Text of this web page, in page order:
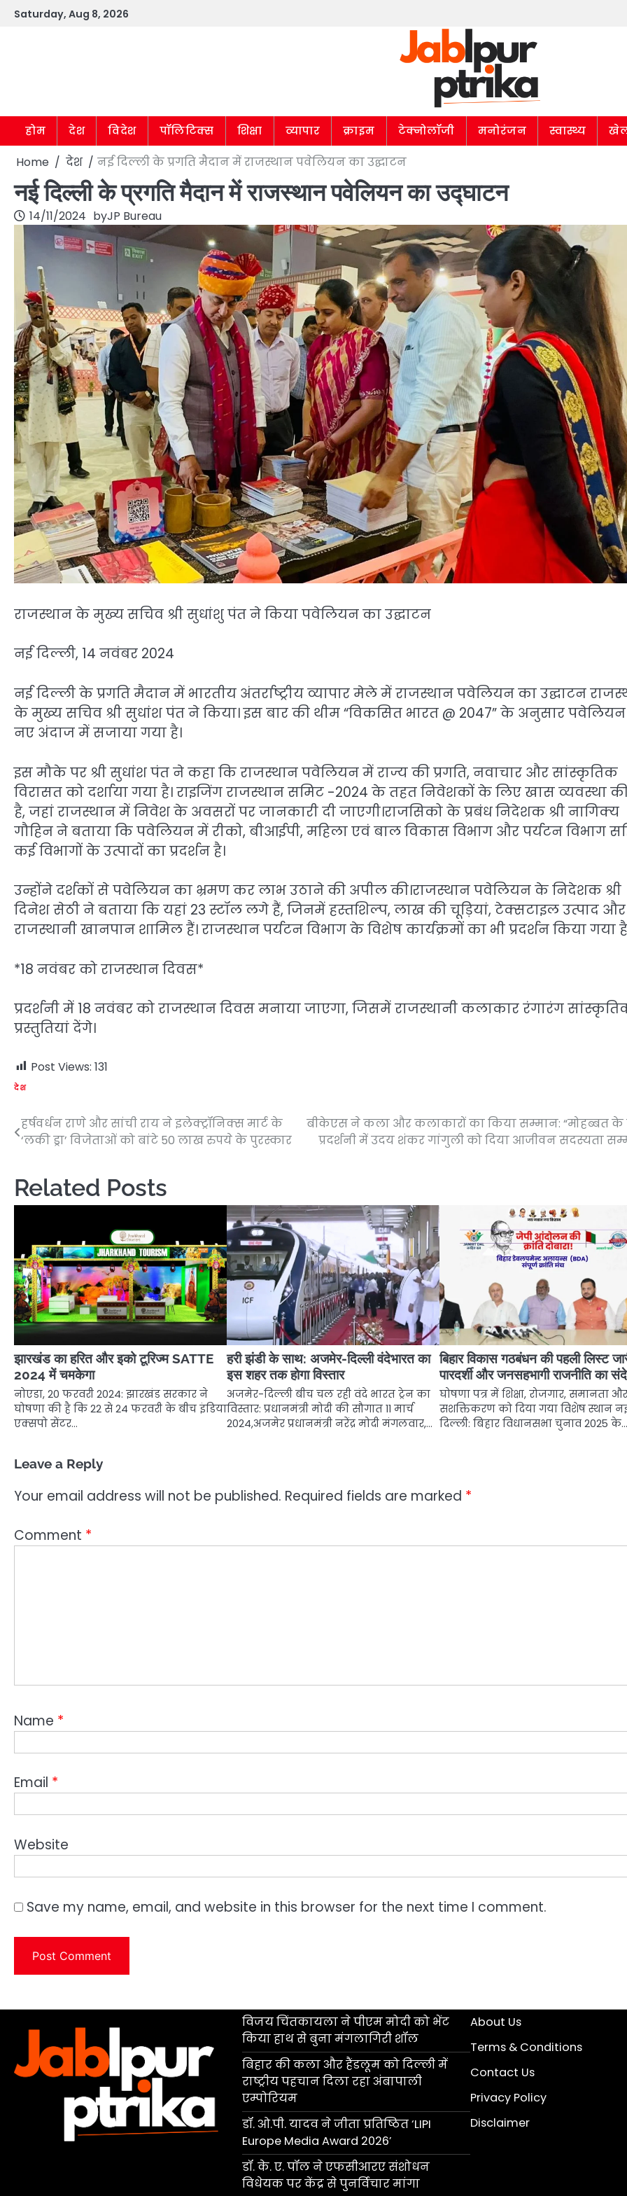
SkipSaturday, Aug 8, 2026
होम देश विदेश पॉलिटिक्स शिक्षा व्यापार क्राइम टेक्नोलॉजी मनोरंजन स्वास्थ्य
Home देश नई दिल्ली के प्रगति मैदान में राजस्थान पवेलियन का उद्घाटन
नई दिल्ली के प्रगति मैदान में राजस्थान पवेलियन का उद्घाटन
14/11/2024 byJP Bureau
राजस्थान के मुख्य सचिव श्री सुधांशु पंत ने किया पवेलियन का उद्घाटन
नई दिल्ली, 14 नवंबर 2024
नई दिल्ली के प्रगति मैदान में भारतीय अंतर्राष्ट्रीय व्यापार मेले में राजस्थान पवेलियन का उद्घाटन
के मुख्य सचिव श्री सुधांश पंत ने किया। इस बार की थीम “विकसित भारत @ 2047” के अनुसार
नए अंदाज में सजाया गया है।
इस मौके पर श्री सुधांश पंत ने कहा कि राजस्थान पवेलियन में राज्य की प्रगति, नवाचार और सांस्कृतिक
विरासत को दर्शाया गया है। राइजिंग राजस्थान समिट -2024 के तहत निवेशकों के लिए खास व्यवस्था
है, जहां राजस्थान में निवेश के अवसरों पर जानकारी दी जाएगी।राजसिको के प्रबंध निदेशक श्री नागिक्य
गौहिन ने बताया कि पवेलियन में रीको, बीआईपी, महिला एवं बाल विकास विभाग और पर्यटन विभाग
कई विभागों के उत्पादों का प्रदर्शन है।
उन्होंने दर्शकों से पवेलियन का भ्रमण कर लाभ उठाने की अपील की।राजस्थान पवेलियन के निदेशक श्री
दिनेश सेठी ने बताया कि यहां 23 स्टॉल लगे हैं, जिनमें हस्तशिल्प, लाख की चूड़ियां, टेक्सटाइल उत्पाद और
राजस्थानी खानपान शामिल हैं। राजस्थान पर्यटन विभाग के विशेष कार्यक्रमों का भी प्रदर्शन किया गया
*18 नवंबर को राजस्थान दिवस*
प्रदर्शनी में 18 नवंबर को राजस्थान दिवस मनाया जाएगा, जिसमें राजस्थानी कलाकार रंगारंग
प्रस्तुतियां देंगे।
Post Views: 131
देश
Post
navigation
हर्षवर्धन राणे और सांची राय ने इलेक्ट्रॉनिक्स मार्ट के
‘लकी ड्रा’ विजेताओं को बांटे 50 लाख रुपये के पुरस्कार
बीकेएस ने कला और कलाकारों का किया सम्मान: “मोहब्बत के
प्रदर्शनी में उदय शंकर गांगुली को दिया आजीवन सदस्यता
Related Posts
झारखंड का हरित और इको टूरिज्म SATTE
2024 में चमकेगा
नोएडा, 20 फरवरी 2024: झारखंड सरकार ने
घोषणा की है कि 22 से 24 फरवरी के बीच इंडिया
एक्सपो सेंटर…
हरी झंडी के साथ: अजमेर-दिल्ली वंदेभारत का
इस शहर तक होगा विस्तार
अजमेर-दिल्ली बीच चल रही वंदे भारत ट्रेन का
विस्तार: प्रधानमंत्री मोदी की सौगात 11 मार्च
2024,अजमेर प्रधानमंत्री नरेंद्र मोदी मंगलवार,…
बिहार विकास गठबंधन की पहली लिस्ट
पारदर्शी और जनसहभागी राजनीति का
घोषणा पत्र में शिक्षा, रोजगार, समानता और
सशक्तिकरण को दिया गया विशेष स्थान
दिल्ली: बिहार विधानसभा चुनाव 2025 के…
Leave a Reply
Your email address will not be published. Required fields are marked *
Comment *
Name *
Email *
Website
Save my name, email, and website in this browser for the next time I comment.
विजय चिंतकायला ने पीएम मोदी को भेंट
किया हाथ से बुना मंगलागिरी शॉल
बिहार की कला और हैंडलूम को दिल्ली में
राष्ट्रीय पहचान दिला रहा अंबापाली
एम्पोरियम
डॉ. ओ.पी. यादव ने जीता प्रतिष्ठित ‘LIPI
Europe Media Award 2026’
डॉ. के. ए. पॉल ने एफसीआरए संशोधन
विधेयक पर केंद्र से पुनर्विचार मांगा
About Us
Terms & Conditions
Contact Us
Privacy Policy
Disclaimer